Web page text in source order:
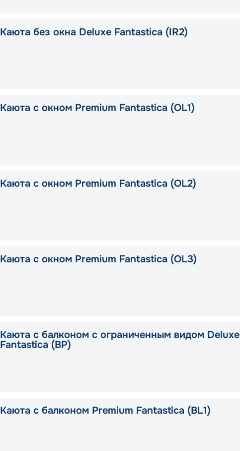
Каюта без окна Deluxe Fantastica (IR2)
Каюта с окном Premium Fantastica (OL1)
Каюта с окном Premium Fantastica (OL2)
Каюта с окном Premium Fantastica (OL3)
Каюта с балконом с ограниченным видом Deluxe
Fantastica (BP)
Каюта с балконом Premium Fantastica (BL1)